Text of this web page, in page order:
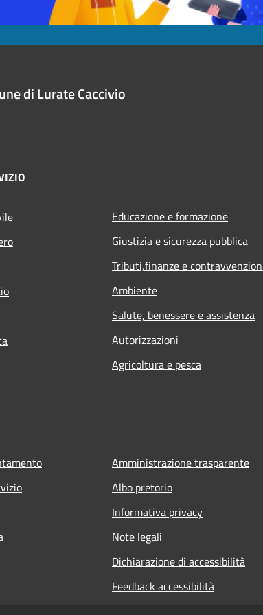
di Lurate Caccivio
Educazione e formazione
Giustizia e sicurezza pubblica
Tributi,finanze e
Ambiente
Salute, benessere e assistenza
Autorizzazioni
Agricoltura e pesca
Amministrazione trasparente
Albo pretorio
Informativa privacy
Note legali
Dichiarazione di accessibilità
Feedback accessibilità